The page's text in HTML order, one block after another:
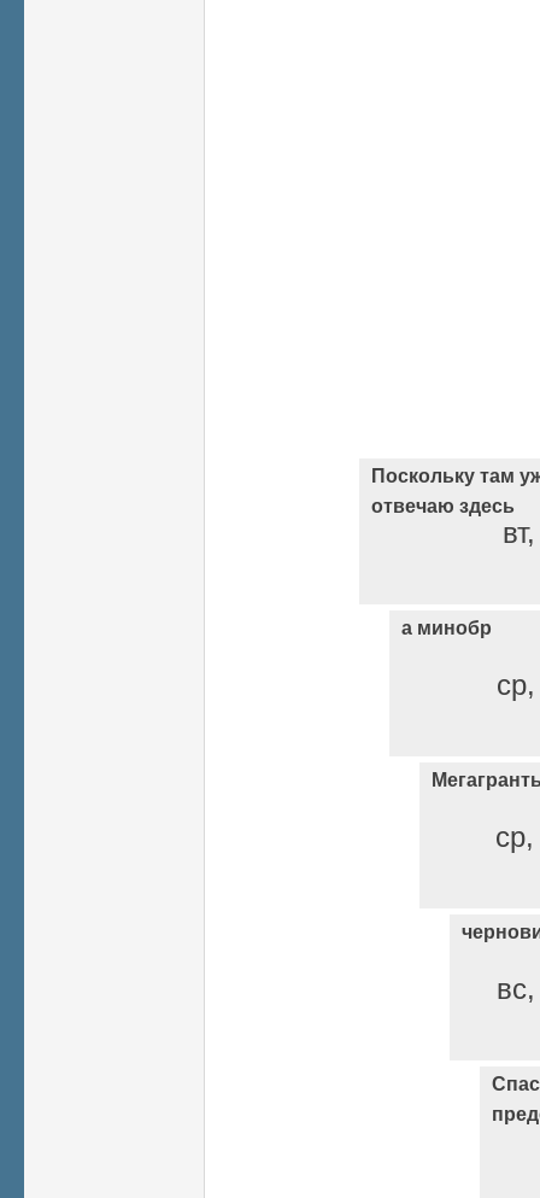
Поскольку там
отвечаю здесь
а минобр